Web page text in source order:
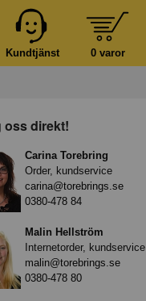
0 varor
Kundtjänst
oss direkt!
Carina Torebring
Order, kundservice
carina@torebrings.se
0380-478 84
Malin Hellström
Internetorder, kundservice
malin@torebrings.se
0380-478 80